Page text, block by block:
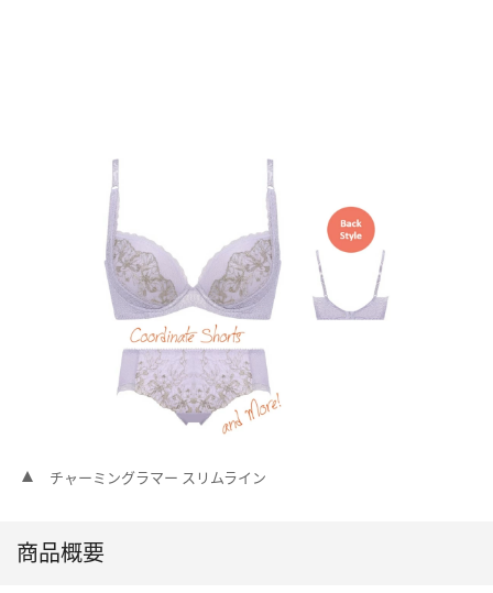
チャーミングラマー スリムライン
商品概要